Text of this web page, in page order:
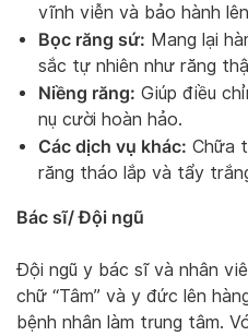
vĩnh viễn và bảo hành
Bọc răng sứ: Mang lại
sắc tự nhiên như răng
Niềng răng: Giúp điều
nụ cười hoàn hảo.
Các dịch vụ khác: Chữa
răng tháo lắp và tẩy
Bác sĩ/ Đội ngũ
Đội ngũ y bác sĩ và nhân
chữ “Tâm” và y đức lên
bệnh nhân làm trung tâm.